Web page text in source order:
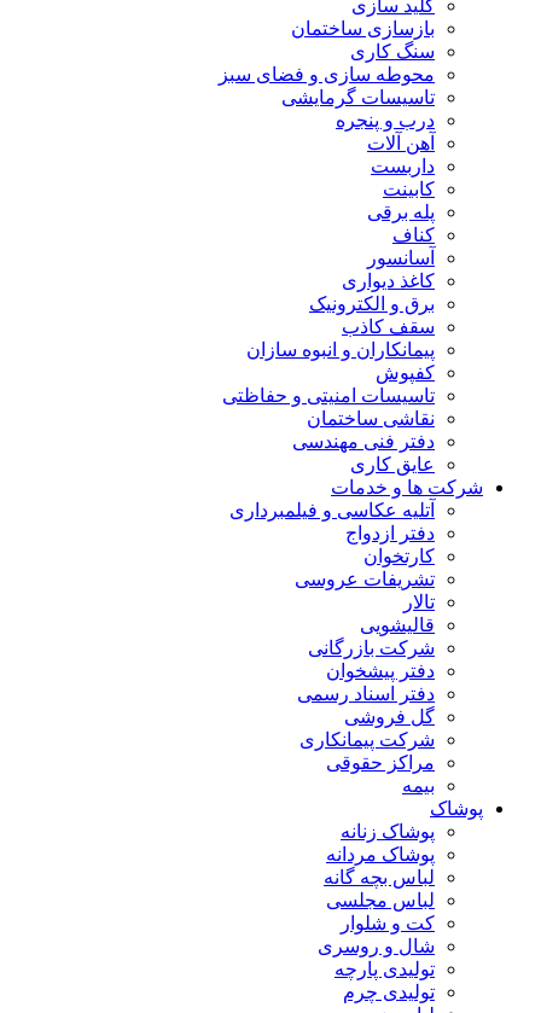
کلید سازی
بازسازی ساختمان
سنگ کاری
محوطه سازی و فضای سبز
تاسیسات گرمایشی
درب و پنجره
آهن آلات
داربست
کابینت
پله برقی
کناف
آسانسور
کاغذ دیواری
برق و الکترونیک
سقف کاذب
پیمانکاران و انبوه سازان
کفپوش
تاسیسات امنیتی و حفاظتی
نقاشی ساختمان
دفتر فنی مهندسی
عایق کاری
شرکت ها و خدمات
آتلیه عکاسی و فیلمبرداری
دفتر ازدواج
کارتخوان
تشریفات عروسی
تالار
قالیشویی
شرکت بازرگانی
دفتر پیشخوان
دفتر اسناد رسمی
گل فروشی
شرکت پیمانکاری
مراکز حقوقی
بیمه
پوشاک
پوشاک زنانه
پوشاک مردانه
لباس بچه گانه
لباس مجلسی
کت و شلوار
شال و روسری
تولیدی پارچه
تولیدی چرم